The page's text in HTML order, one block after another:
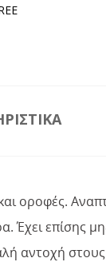
οροφές.
επίσης
αντοχή